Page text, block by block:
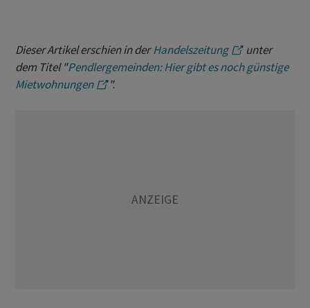
Dieser Artikel erschien in derHandelszeitung
unter
dem Titel "Pendlergemeinden: Hier gibt es noch günstige
Mietwohnungen
".